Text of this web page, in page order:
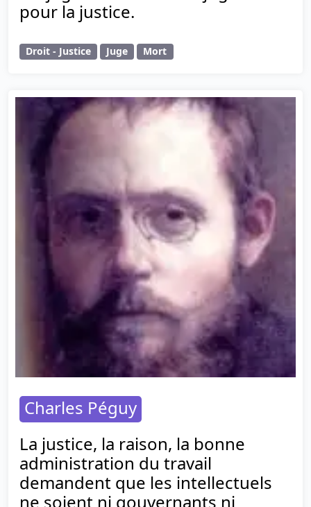
pour la justice.
Droit - Justice Juge Mort
Charles Péguy
La justice, la raison, la bonne
administration du travail
demandent que les intellectuels
ne soient ni gouvernants ni